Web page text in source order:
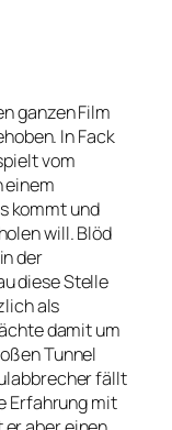
ganzen Film
In Fack
vom
einem
kommt und
will. Blöd
der
diese Stelle
als
damit um
Tunnel
fällt
Erfahrung mit